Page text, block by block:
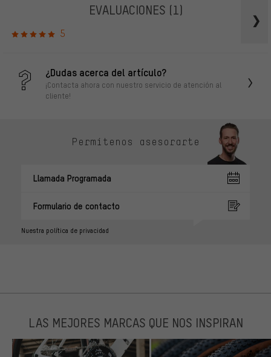
EVALUACIONES (1)
5
¿Dudas acerca del artículo?
¡Contacta ahora con nuestro servicio de atención al
cliente!
Permítenos asesorarte
Llamada Programada
Formulario de contacto
Nuestra política de privacidad
LAS MEJORES MARCAS QUE NOS INSPIRAN